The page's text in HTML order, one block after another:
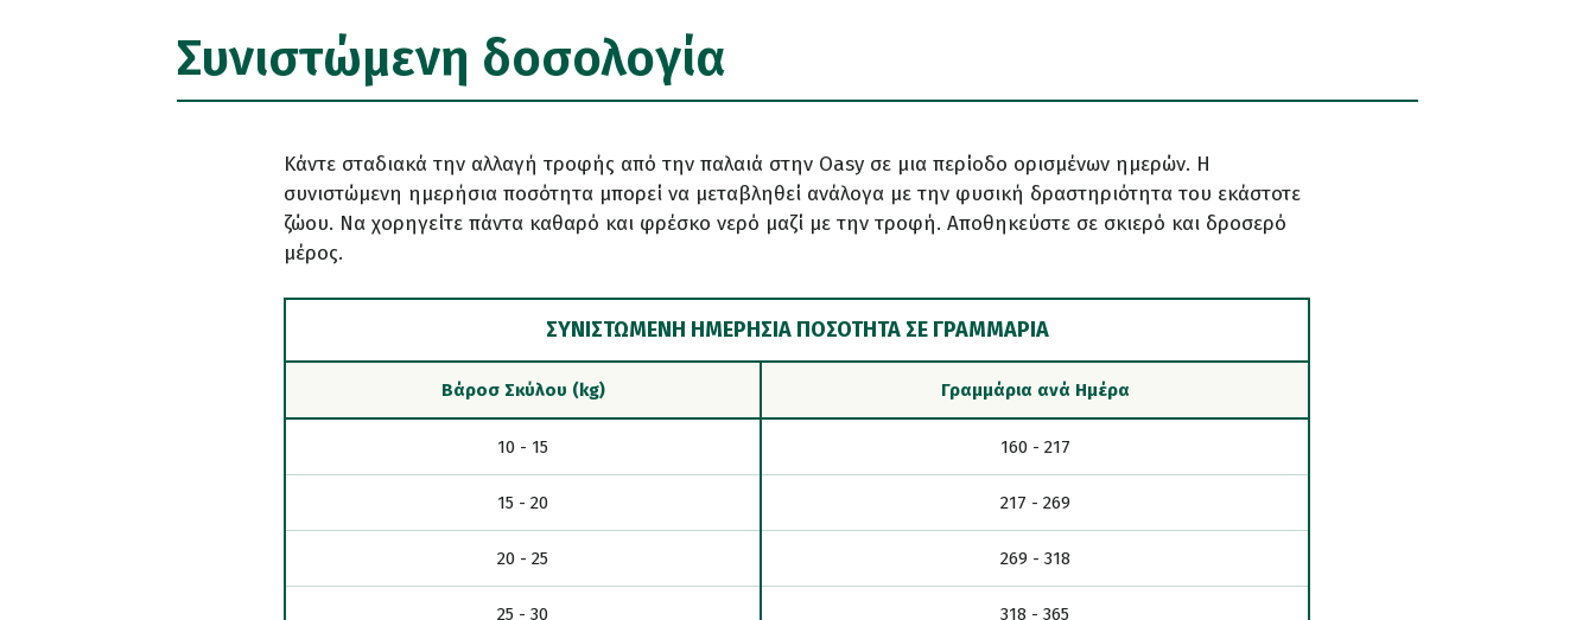
Συνιστώμενη δοσολογία
Κάντε σταδιακά την αλλαγή τροφής από την παλαιά στην Oasy σε μια περίοδο ορισμένων ημερών. Η
συνιστώμενη ημερήσια ποσότητα μπορεί να μεταβληθεί ανάλογα με την φυσική δραστηριότητα του εκάστοτε
ζώου. Να χορηγείτε πάντα καθαρό και φρέσκο νερό μαζί με την τροφή. Αποθηκεύστε σε σκιερό και δροσερό
μέρος.
ΣΥΝΙΣΤΩΜΕΝΗ ΗΜΕΡΗΣΙΑ ΠΟΣΟΤΗΤΑ ΣΕ ΓΡΑΜΜΑΡΙΑ
Βάροσ Σκύλου (kg) Γραμμάρια ανά Ημέρα
10 - 15 160 - 217
15 - 20 217 - 269
20 - 25 269 - 318
25 - 30 318 - 365